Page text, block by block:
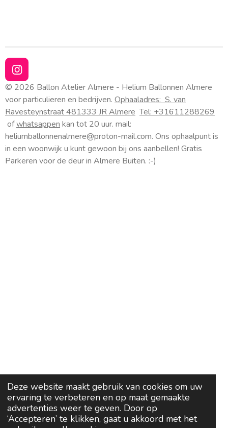
Deze website maakt gebruik van cookies om uw
ervaring te verbeteren en op maat gemaakte
advertenties weer te geven. Door op
‘Accepteren’ te klikken, gaat u akkoord met het
I
n
s
t
a
g
r
a
m
© 2026 Ballon Atelier Almere - Helium Ballonnen Almere
voor particulieren en bedrijven. Ophaaladres: S. van
Ravesteynstraat 481333 JR Almere Tel: +31611288269
ofwhatsappen kan tot 20 uur. mail:
heliumballonnenalmere@proton-mail.com. Ons ophaalpunt is
in een woonwijk u kunt gewoon bij ons aanbellen! Gratis
Parkeren voor de deur in Almere Buiten. :-)